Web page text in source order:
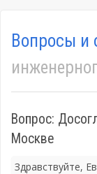
Вопросы и
Вопрос:
Москве
Здравствуйте,